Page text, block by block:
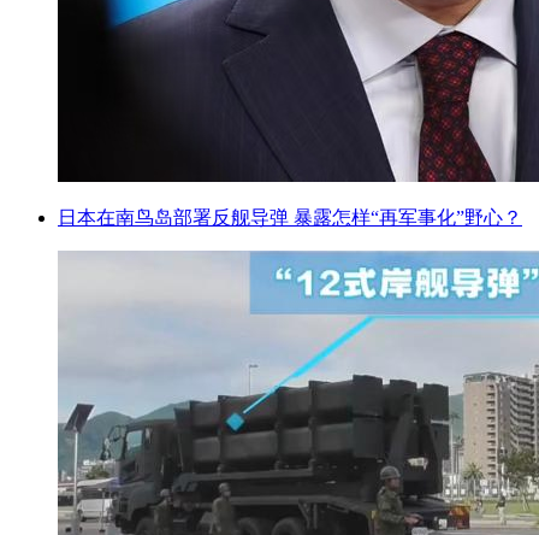
日本在南鸟岛部署反舰导弹 暴露怎样“再军事化”野心？